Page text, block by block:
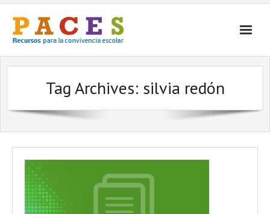
Inicio
¿Qué es PACES Recursos?
Por Temática
Contacto
Tag Archives: silvia redón